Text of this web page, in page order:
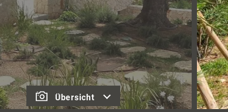
Übersicht